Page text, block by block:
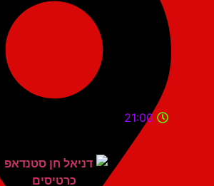
21:00